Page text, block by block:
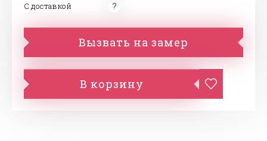
С доставкой
Вызвать на замер
В корзину